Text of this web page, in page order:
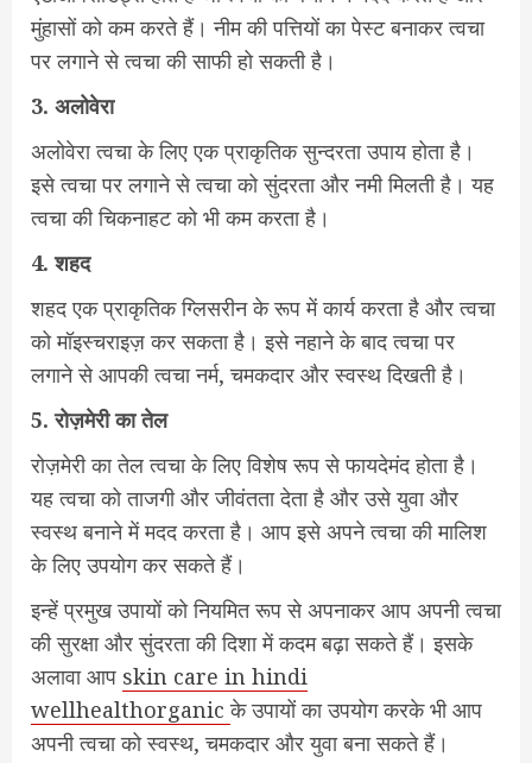
मुंहासों को कम करते हैं। नीम की पत्तियों का पेस्ट बनाकर त्वचा
पर लगाने से त्वचा की साफी हो सकती है।
3. अलोवेरा
अलोवेरा त्वचा के लिए एक प्राकृतिक सुन्दरता उपाय होता है।
इसे त्वचा पर लगाने से त्वचा को सुंदरता और नमी मिलती है। यह
त्वचा की चिकनाहट को भी कम करता है।
4.शहद
शहद एक प्राकृतिक ग्लिसरीन के रूप में कार्य करता है और त्वचा
को मॉइस्चराइज़ कर सकता है। इसे नहाने के बाद त्वचा पर
लगाने से आपकी त्वचा नर्म, चमकदार और स्वस्थ दिखती है।
5.रोज़मेरीकातेल
रोज़मेरी का तेल त्वचा के लिए विशेष रूप से फायदेमंद होता है।
यह त्वचा को ताजगी और जीवंतता देता है और उसे युवा और
स्वस्थ बनाने में मदद करता है। आप इसे अपने त्वचा की मालिश
के लिए उपयोग कर सकते हैं।
इन्हें प्रमुख उपायों को नियमित रूप से अपनाकर आप अपनी त्वचा
की सुरक्षा और सुंदरता की दिशा में कदम बढ़ा सकते हैं। इसके
अलावा आप skin care in hindi
wellhealthorganicके उपायों का उपयोग करके भी आप
अपनी त्वचा को स्वस्थ, चमकदार और युवा बना सकते हैं।